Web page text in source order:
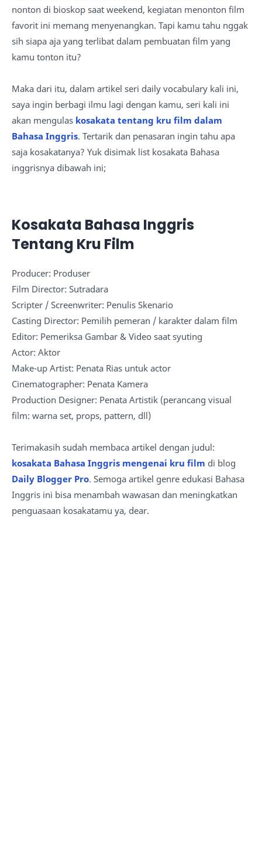
nonton di bioskop saat weekend, kegiatan menonton film
favorit ini memang menyenangkan. Tapi kamu tahu nggak
sih siapa aja yang terlibat dalam pembuatan film yang
kamu tonton itu?
Maka dari itu, dalam artikel seri daily vocabulary kali ini,
saya ingin berbagi ilmu lagi dengan kamu, seri kali ini
akan mengulas kosakata tentang kru film dalam
Bahasa Inggris. Tertarik dan penasaran ingin tahu apa
saja kosakatanya? Yuk disimak list kosakata Bahasa
inggrisnya dibawah ini;
Kosakata Bahasa Inggris
Tentang Kru Film
Producer: Produser
Film Director: Sutradara
Scripter / Screenwriter: Penulis Skenario
Casting Director: Pemilih pemeran / karakter dalam film
Editor: Pemeriksa Gambar & Video saat syuting
Actor: Aktor
Make-up Artist: Penata Rias untuk actor
Cinematographer: Penata Kamera
Production Designer: Penata Artistik (perancang visual
film: warna set, props, pattern, dll)
Terimakasih sudah membaca artikel dengan judul:
kosakata Bahasa Inggris mengenai kru film di blog
Daily Blogger Pro. Semoga artikel genre edukasi Bahasa
Inggris ini bisa menambah wawasan dan meningkatkan
penguasaan kosakatamu ya, dear.